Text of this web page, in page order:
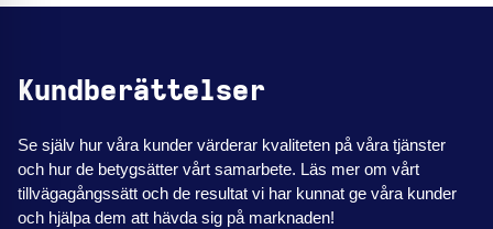
Kundberättelser
Se själv hur våra kunder värderar kvaliteten på våra tjänster
och hur de betygsätter vårt samarbete. Läs mer om vårt
tillvägagångssätt och de resultat vi har kunnat ge våra kunder
och hjälpa dem att hävda sig på marknaden!